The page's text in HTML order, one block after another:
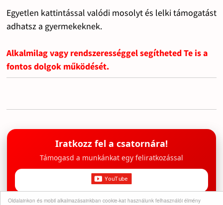
Oldalainkon és mobil alkalmazásainkban cookie-kat használunk felhasználói élmény
Egyetlen kattintással valódi mosolyt és lelki támogatást
adhatsz a gyermekeknek.
Alkalmilag vagy rendszerességgel segítheted Te is a
fontos dolgok működését.
Iratkozz fel a csatornára!
Támogasd a munkánkat egy feliratkozással